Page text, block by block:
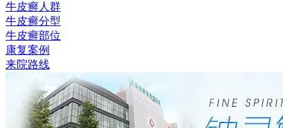
牛皮癣人群
牛皮癣分型
牛皮癣部位
康复案例
来院路线